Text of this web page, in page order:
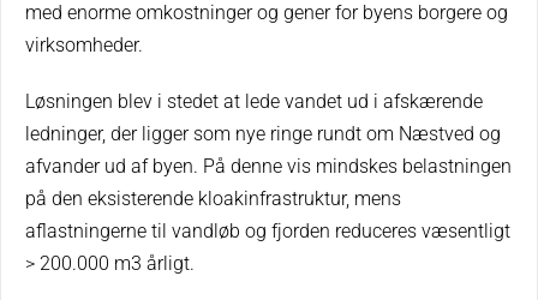
med enorme omkostninger og gener for byens borgere og
virksomheder.
Løsningen blev i stedet at lede vandet ud i afskærende
ledninger, der ligger som nye ringe rundt om Næstved og
afvander ud af byen. På denne vis mindskes belastningen
på den eksisterende kloakinfrastruktur, mens
aflastningerne til vandløb og fjorden reduceres væsentligt
> 200.000 m3 årligt.